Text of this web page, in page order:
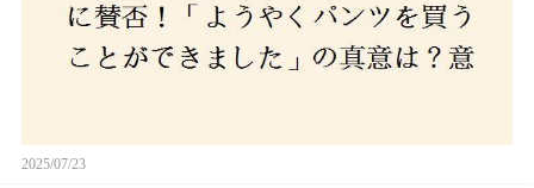
2025/07/23